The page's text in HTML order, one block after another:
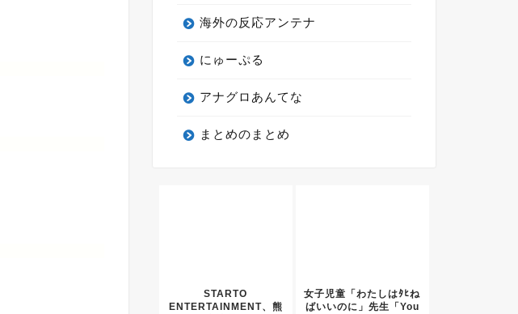
海外の反応アンテナ
にゅーぷる
アナグロあんてな
まとめのまとめ
STARTO
ENTERTAINMENT、熊
女子児童「わたしはﾀﾋね
ばいいのに」先生「You